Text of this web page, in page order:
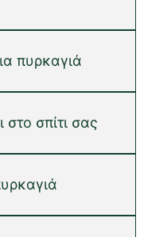
πυρκαγιά
σπίτι σας